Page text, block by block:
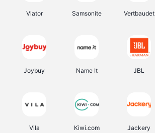
Viator Samsonite Vertbaudet
Joybuy Name It JBL
Vila Kiwi.com Jackery